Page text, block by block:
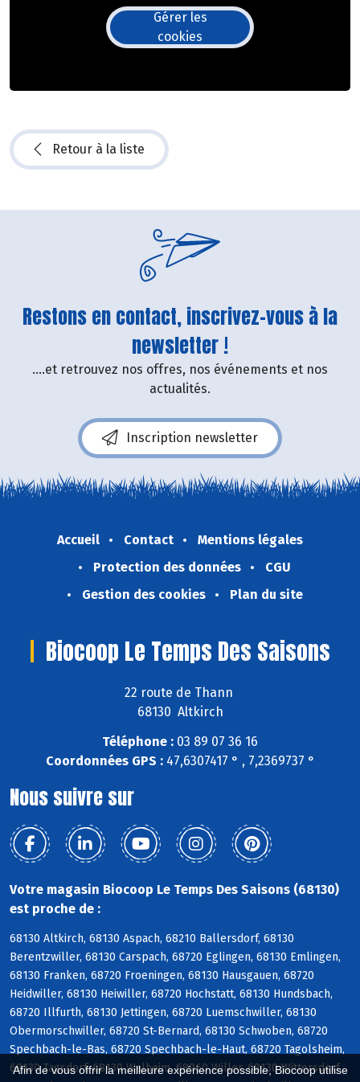
Afin de vous offrir la meilleure expérience possible, Biocoop utilise
Gérer les
cookies
Retour à la liste
Restons en contact, inscrivez-vous à la
newsletter !
....et retrouvez nos offres, nos événements et nos
actualités.
Inscription newsletter
Accueil Contact
Mentions légales
Protection des données
CGU
Gestion des cookies
Plan du site
Biocoop Le Temps Des Saisons
22 route de Thann
68130 Altkirch
Téléphone : 03 89 07 36 16
Coordonnées GPS :47,6307417 ° , 7,2369737 °
Nous suivre sur
Votre magasin Biocoop Le Temps Des Saisons (68130)
est proche de :
68130 Altkirch, 68130 Aspach, 68210 Ballersdorf, 68130
Berentzwiller, 68130 Carspach, 68720 Eglingen, 68130 Emlingen,
68130 Franken, 68720 Froeningen, 68130 Hausgauen, 68720
Heidwiller, 68130 Heiwiller, 68720 Hochstatt, 68130 Hundsbach,
68720 Illfurth, 68130 Jettingen, 68720 Luemschwiller, 68130
Obermorschwiller, 68720 St-Bernard, 68130 Schwoben, 68720
Spechbach-le-Bas, 68720 Spechbach-le-Haut, 68720 Tagolsheim,
68130 Tagsdorf, 68130 Walheim, 68960 Willer, 68130 Wittersdorf,